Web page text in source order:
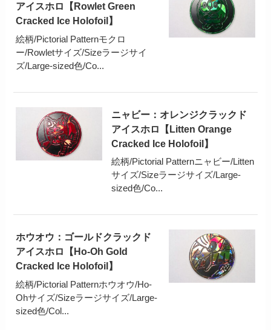
アイスホロ【Rowlet Green
Cracked Ice Holofoil】
絵柄/Pictorial Patternモクロ
ー/Rowletサイズ/Sizeラージサイ
ズ/Large-sized色/Co...
ニャビー：オレンジクラックド
アイスホロ【Litten Orange
Cracked Ice Holofoil】
絵柄/Pictorial Patternニャビー/Litten
サイズ/Sizeラージサイズ/Large-
sized色/Co...
ホウオウ：ゴールドクラックド
アイスホロ【Ho-Oh Gold
Cracked Ice Holofoil】
絵柄/Pictorial Patternホウオウ/Ho-
Ohサイズ/Sizeラージサイズ/Large-
sized色/Col...